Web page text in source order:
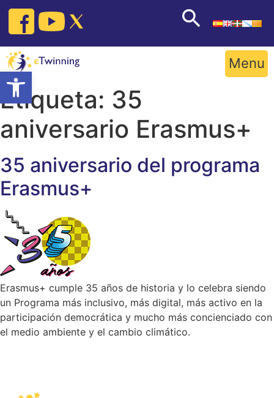
Open toolbar
Skip
content
Menu
Etiqueta: 35
aniversario Erasmus+
35 aniversario del programa
Erasmus+
Erasmus+ cumple 35 años de historia y lo celebra siendo
un Programa más inclusivo, más digital, más activo en la
participación democrática y mucho más concienciado con
el medio ambiente y el cambio climático.